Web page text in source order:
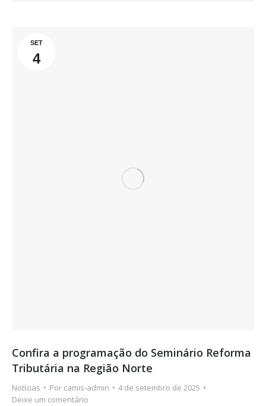
SET
4
Confira a programação do Seminário Reforma
Tributária na Região Norte
Notícias Por camis-admin
4 de setembro de 2025
Deixe um comentário